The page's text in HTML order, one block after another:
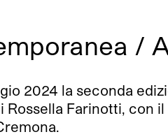
/
2024 la seconda
Farinotti, con